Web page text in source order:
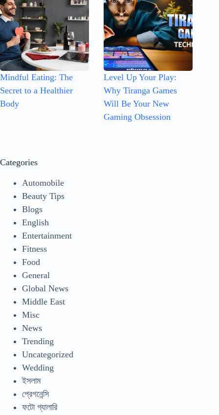
Mindful Eating: The
Secret to a Healthier
Body
Level Up Your Play:
Why Tiranga Games
Will Be Your New
Gaming Obsession
Categories
Automobile
Beauty Tips
Blogs
English
Entertainment
Fitness
Food
General
Global News
Middle East
Misc
News
Trending
Uncategorized
Wedding
ইসলাম
প্রেগনেন্সি
ফটো গ্যালারি